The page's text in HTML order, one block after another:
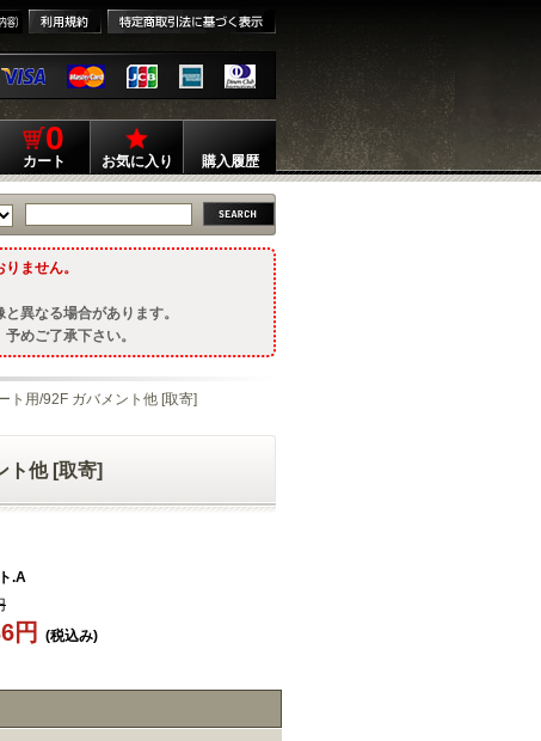
0
カート お気に入り 購入履歴
ません。
異なる場合があります。
めご了承下さい。
ト用/92F ガバメント他 [取寄]
ト他 [取寄]
.A
円
(税込み)